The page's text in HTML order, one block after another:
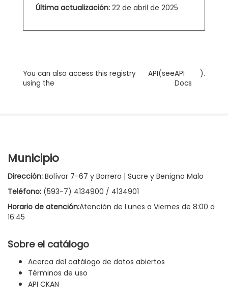
Última actualización: 22 de abril de 2025
You can also access this registry
using the
API(seeAPI
Docs
).
Municipio
Dirección: Bolívar 7-67 y Borrero | Sucre y Benigno Malo
Teléfono: (593-7) 4134900 / 4134901
Horario de atención:Atención de Lunes a Viernes de 8:00 a
16:45
Sobre el catálogo
Acerca del catálogo de datos abiertos
Términos de uso
API CKAN